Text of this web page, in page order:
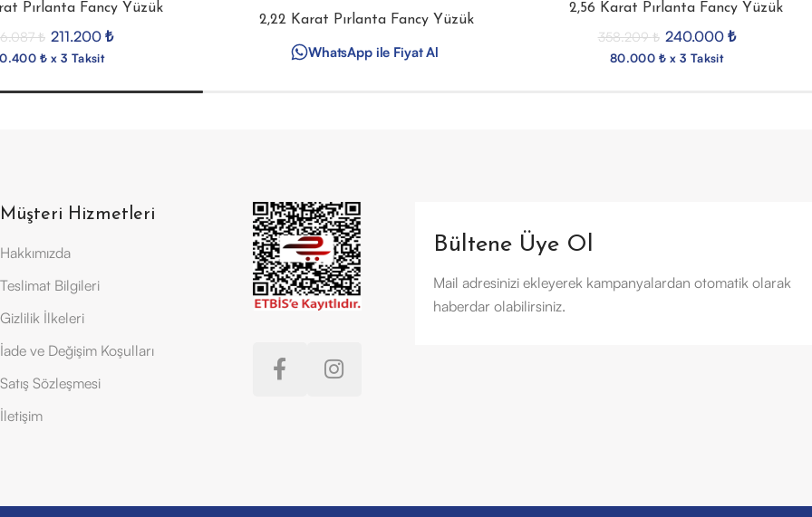
Pırlanta Fancy Yüzük
₺ 211.200 ₺
₺ x 3 Taksit
2,22 Karat Pırlanta Fancy Yüzük
WhatsApp ile Fiyat Al
2,56 Karat Pırlanta Fancy Yüzük
358.209₺ 240.000 ₺
80.000 ₺ x 3 Taksit
Müşteri Hizmetleri
Hakkımızda
Teslimat Bilgileri
Gizlilik İlkeleri
İade ve Değişim Koşulları
Satış Sözleşmesi
İletişim
Bültene Üye Ol
Mail adresinizi ekleyerek kampanyalardan otomatik olarak
haberdar olabilirsiniz.